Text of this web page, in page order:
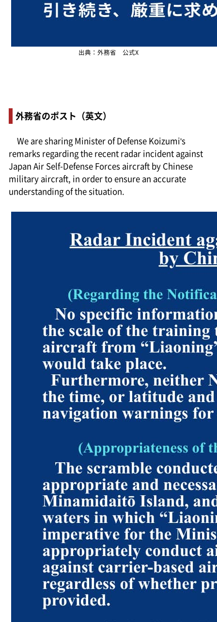
出典：外務省 公式X
外務省のポスト（英文）
We are sharing Minister of Defense Koizumi's
remarks regarding the recent radar incident against
Japan Air Self-Defense Forces aircraft by Chinese
military aircraft, in order to ensure an accurate
understanding of the situation.